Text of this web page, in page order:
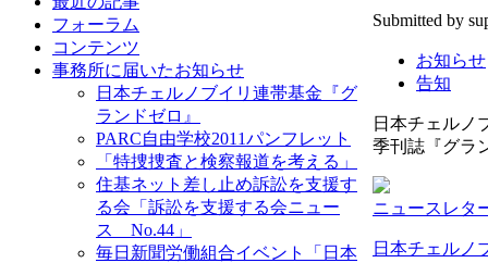
フォーラム
コンテンツ
事務所に届いたお知らせ
日本チェルノブイリ連帯基金『グ
ランドゼロ』
PARC自由学校2011パンフレット
「特捜捜査と検察報道を考える」
住基ネット差し止め訴訟を支援す
る会「訴訟を支援する会ニュー
ス No.44」
毎日新聞労働組合イベント「日本
Submitted by
お知らせ
告知
日本チェルノ
季刊誌『グラ
ニュースレタ
日本チェルノ